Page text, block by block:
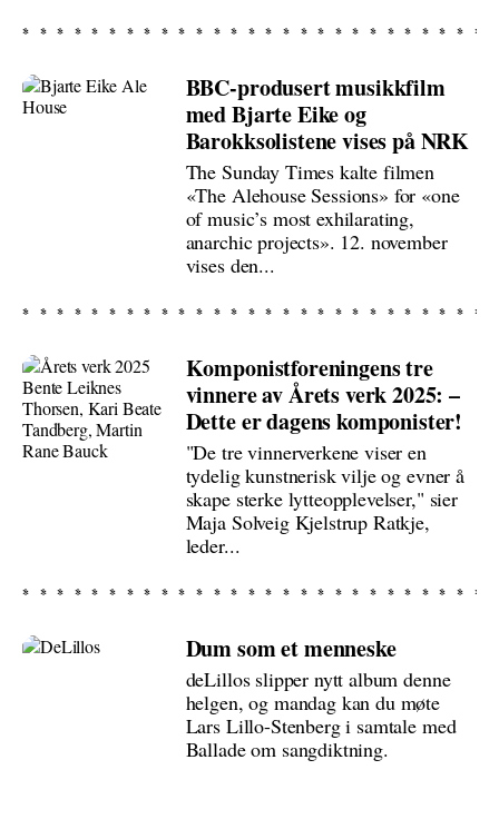
BBC-produsert musikkfilm
med Bjarte Eike og
Barokksolistene vises på NRK
The Sunday Times kalte filmen
«The Alehouse Sessions» for «one
of music’s most exhilarating,
anarchic projects». 12. november
vises den...
Komponistforeningens tre
vinnere av Årets verk 2025: –
Dette er dagens komponister!
"De tre vinnerverkene viser en
tydelig kunstnerisk vilje og evner å
skape sterke lytteopplevelser," sier
Maja Solveig Kjelstrup Ratkje,
leder...
Dum som et menneske
deLillos slipper nytt album denne
helgen, og mandag kan du møte
Lars Lillo-Stenberg i samtale med
Ballade om sangdiktning.